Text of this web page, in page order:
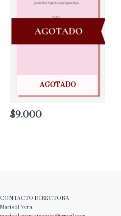
AGOTADO
$9.000
CONTACTO DIRECTORA
Marisol Vera